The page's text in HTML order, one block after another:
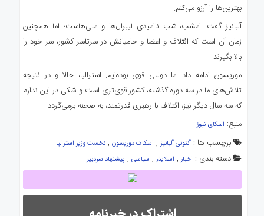
بهترین‌ها را آرزو می‌کنم.
آلبانیز گفت: امشب، شب ناامیدی لیبرال‌ها و ملی‌هاست؛ اما همچنین
زمان آن است که ائتلاف و اعضا و حامیانش در سرتاسر کشور، سر خود را
بالا بگیرند.
موریسون ادامه داد: ما دولتی قوی بوده‌ایم. استرالیا، حالا و در نتیجه
تلاش‌های ما در سه دوره گذشته، کشور قوی‌تری است و شکی در این ندارم
که سه سال دیگر نیز، ائتلاف با رهبری قدرتمند، به صحنه برمی‌گردد.
منبع: اسکای نیوز
برچسب ها : آنتونی آلبانیز, اسکات موریسون, نخست وزیر استرالیا
دسته بندی : اخبار, اسلایدر, سیاسی, پیشنهاد سردبیر